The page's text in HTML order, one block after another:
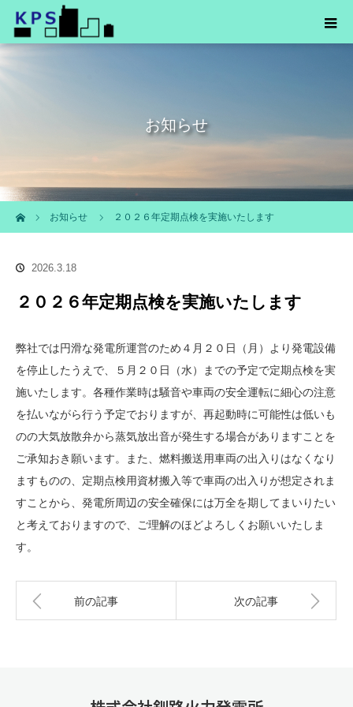
お知らせ
お知らせ
２０２６年定期点検を実施いたします
2026.3.18
２０２６年定期点検を実施いたします
弊社では円滑な発電所運営のため４月２０日（月）より発電設備
を停止したうえで、５月２０日（水）までの予定で定期点検を実
施いたします。各種作業時は騒音や車両の安全運転に細心の注意
を払いながら行う予定でおりますが、再起動時に可能性は低いも
のの大気放散弁から蒸気放出音が発生する場合がありますことを
ご承知おき願います。また、燃料搬送用車両の出入りはなくなり
ますものの、定期点検用資材搬入等で車両の出入りが想定されま
すことから、発電所周辺の安全確保には万全を期してまいりたい
と考えておりますので、ご理解のほどよろしくお願いいたしま
す。
前の記事 次の記事